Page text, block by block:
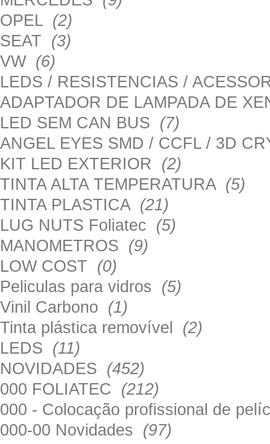
OPEL (2)
SEAT (3)
VW (6)
LEDS / RESISTENCIAS /
ADAPTADOR DE LAMPADA DE
LED SEM CAN BUS (7)
ANGEL EYES SMD / CCFL / 3D
KIT LED EXTERIOR (2)
TINTA ALTA TEMPERATURA (5)
TINTA PLASTICA (21)
LUG NUTS Foliatec (5)
MANOMETROS (9)
LOW COST (0)
Peliculas para vidros (5)
Vinil Carbono (1)
Tinta plástica removível (2)
LEDS (11)
NOVIDADES (452)
000 FOLIATEC (212)
000 - Colocação profissional de
000-00 Novidades (97)